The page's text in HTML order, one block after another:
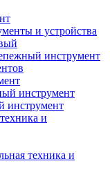
и устройства
инструмент
инструмент
инструмент
и
техника и